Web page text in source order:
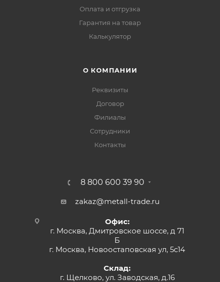
Оплата и отгрузка
Гарантия на товар
Калькулятор
О КОМПАНИИ
Реквизиты
Договор
Филиалы
Сотрудники
Контакты
8 800 600 39 90
zakaz@metall-trade.ru
Офис:
г. Москва, Дмитровское шоссе, д 71
Б
г. Москва, Новоостаповская ул, 5с14
Склад:
г. Щелково, ул. Заводская, д.16